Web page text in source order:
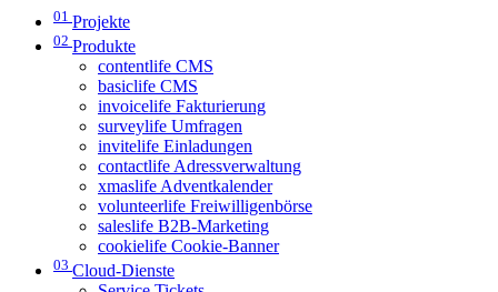
01 Projekte
02 Produkte
contentlife CMS
basiclife CMS
invoicelife Fakturierung
surveylife Umfragen
invitelife Einladungen
contactlife Adressverwaltung
xmaslife Adventkalender
volunteerlife Freiwilligenbörse
saleslife B2B-Marketing
cookielife Cookie-Banner
03 Cloud-Dienste